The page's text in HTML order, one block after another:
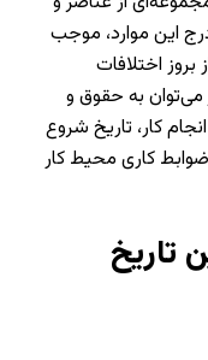
این موارد، موجب
اختلافات
به حقوق و
کار، تاریخ شروع
کاری محیط کار
تاریخ